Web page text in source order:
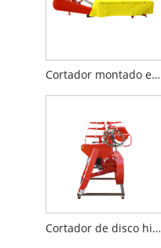
Cortador montado em trator
Cortador de disco hidráulico